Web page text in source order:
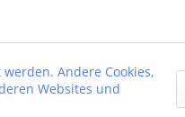
Andere Cookies,
Websites und